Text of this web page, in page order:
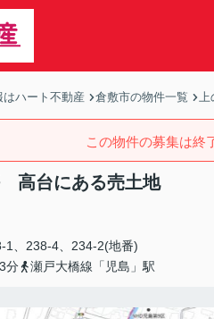
ハート不動産 倉敷市の物件一覧 上
この物件の募集は終
高台にある売土地
1、238-4、234-2(地番)
分
瀬戸大橋線「児島」駅